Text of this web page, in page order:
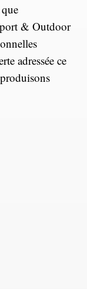
& Outdoor
adressée ce